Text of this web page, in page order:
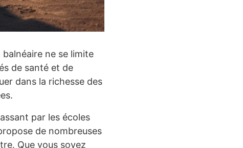
ne se limite
de santé et de
dans la richesse des
par les écoles
de nombreuses
Que vous soyez